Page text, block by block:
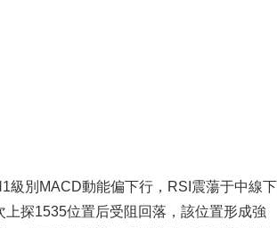
級別MACD動能偏下行，RSI震蕩于中線下
探1535位置后受阻回落，該位置形成強